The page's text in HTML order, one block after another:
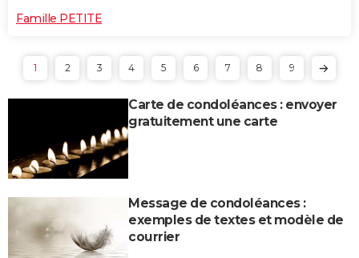
Famille PETITE
1 2 3 4 5 6 7 8 9
Carte de condoléances : envoyer
gratuitement une carte
Message de condoléances :
exemples de textes et modèle de
courrier